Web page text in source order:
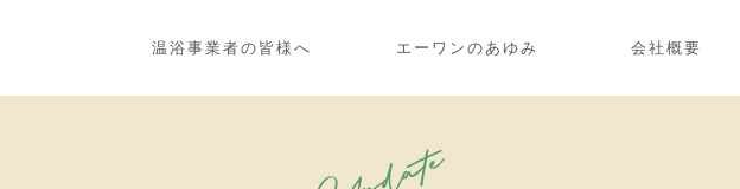
温浴事業者の皆様へ エーワンのあゆみ 会社概要